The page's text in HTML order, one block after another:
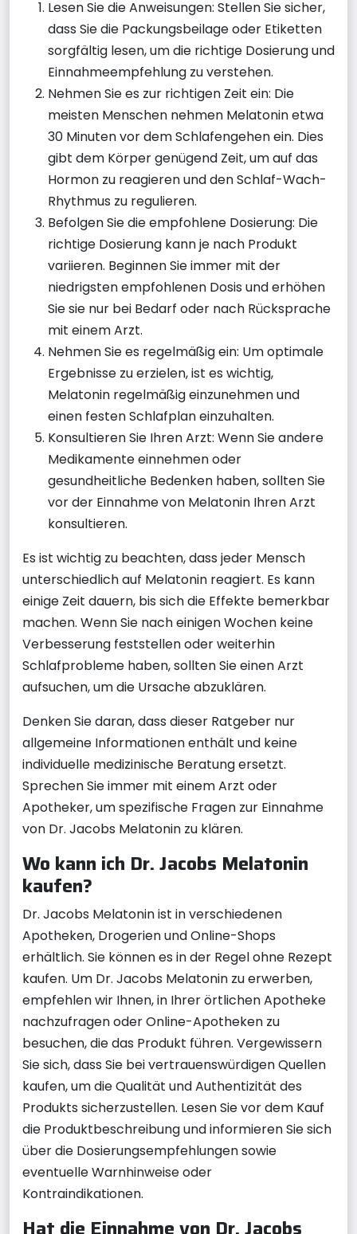
Lesen Sie die Anweisungen: Stellen Sie sicher,
dass Sie die Packungsbeilage oder Etiketten
sorgfältig lesen, um die richtige Dosierung und
Einnahmeempfehlung zu verstehen.
Nehmen Sie es zur richtigen Zeit ein: Die
meisten Menschen nehmen Melatonin etwa
30 Minuten vor dem Schlafengehen ein. Dies
gibt dem Körper genügend Zeit, um auf das
Hormon zu reagieren und den Schlaf-Wach-
Rhythmus zu regulieren.
Befolgen Sie die empfohlene Dosierung: Die
richtige Dosierung kann je nach Produkt
variieren. Beginnen Sie immer mit der
niedrigsten empfohlenen Dosis und erhöhen
Sie sie nur bei Bedarf oder nach Rücksprache
mit einem Arzt.
Nehmen Sie es regelmäßig ein: Um optimale
Ergebnisse zu erzielen, ist es wichtig,
Melatonin regelmäßig einzunehmen und
einen festen Schlafplan einzuhalten.
Konsultieren Sie Ihren Arzt: Wenn Sie andere
Medikamente einnehmen oder
gesundheitliche Bedenken haben, sollten Sie
vor der Einnahme von Melatonin Ihren Arzt
konsultieren.
Es ist wichtig zu beachten, dass jeder Mensch
unterschiedlich auf Melatonin reagiert. Es kann
einige Zeit dauern, bis sich die Effekte bemerkbar
machen. Wenn Sie nach einigen Wochen keine
Verbesserung feststellen oder weiterhin
Schlafprobleme haben, sollten Sie einen Arzt
aufsuchen, um die Ursache abzuklären.
Denken Sie daran, dass dieser Ratgeber nur
allgemeine Informationen enthält und keine
individuelle medizinische Beratung ersetzt.
Sprechen Sie immer mit einem Arzt oder
Apotheker, um spezifische Fragen zur Einnahme
von Dr. Jacobs Melatonin zu klären.
Wo kann ich Dr. Jacobs Melatonin
kaufen?
Dr. Jacobs Melatonin ist in verschiedenen
Apotheken, Drogerien und Online-Shops
erhältlich. Sie können es in der Regel ohne Rezept
kaufen. Um Dr. Jacobs Melatonin zu erwerben,
empfehlen wir Ihnen, in Ihrer örtlichen Apotheke
nachzufragen oder Online-Apotheken zu
besuchen, die das Produkt führen. Vergewissern
Sie sich, dass Sie bei vertrauenswürdigen Quellen
kaufen, um die Qualität und Authentizität des
Produkts sicherzustellen. Lesen Sie vor dem Kauf
die Produktbeschreibung und informieren Sie sich
über die Dosierungsempfehlungen sowie
eventuelle Warnhinweise oder
Kontraindikationen.
Hat die Einnahme von Dr. Jacobs